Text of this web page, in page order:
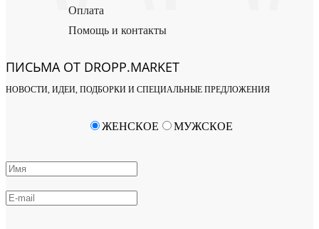
Оплата
Помощь и контакты
ПИСЬМА ОТ DROPP.MARKET
НОВОСТИ, ИДЕИ, ПОДБОРКИ И СПЕЦИАЛЬНЫЕ ПРЕДЛОЖЕНИЯ
ЖЕНСКОЕ МУЖСКОЕ